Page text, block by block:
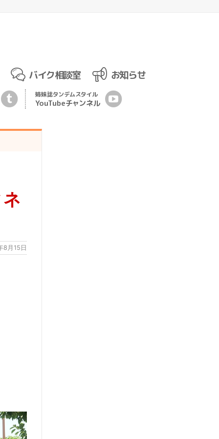
バイク相談室 お知らせ
姉妹誌タンデムスタイル
YouTubeチャンネル
8月15日